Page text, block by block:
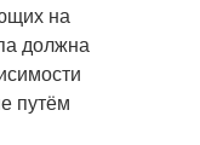
на
должна
путём